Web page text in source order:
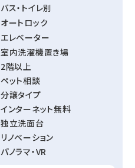
バス・トイレ別
オートロック
エレベーター
室内洗濯機置き場
2階以上
ペット相談
分譲タイプ
インターネット無料
独立洗面台
リノベーション
パノラマ・VR